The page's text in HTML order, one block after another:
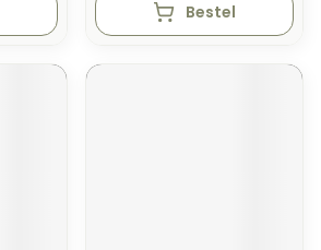
Bestel